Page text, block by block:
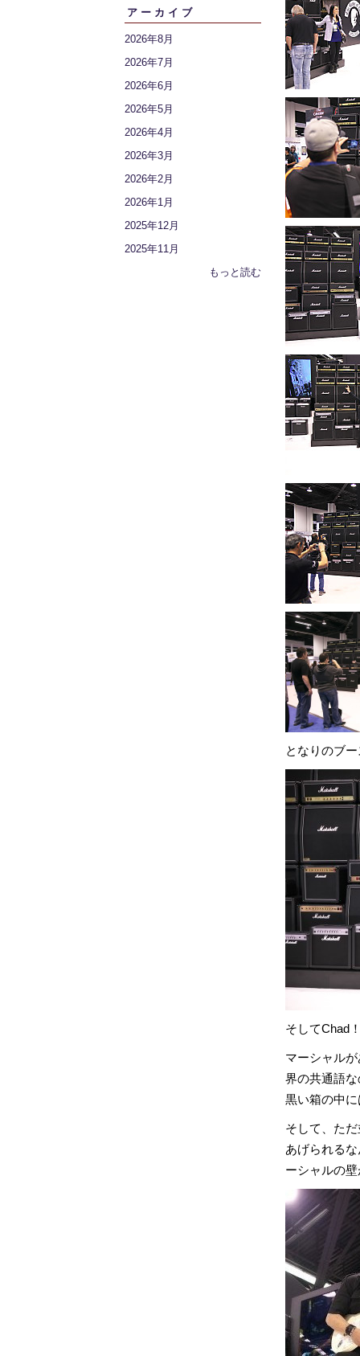
アーカイブ
2026年8月
2026年7月
2026年6月
2026年5月
2026年4月
2026年3月
2026年2月
2026年1月
2025年12月
2025年11月
もっと読む
となりのブ
そしてChad
マーシャル
界の共通語
黒い箱の中
そして、た
あげられる
ーシャルの